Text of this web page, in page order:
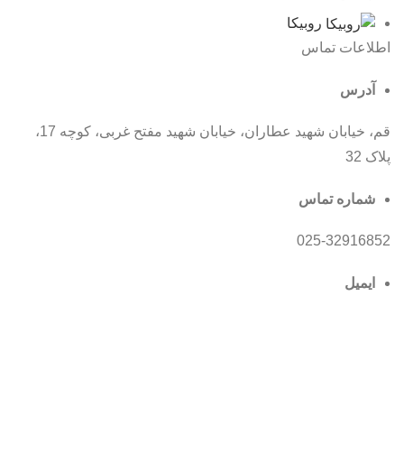
روبیکا
اطلاعات تماس
آدرس
قم، خیابان شهید عطاران، خیابان شهید مفتح غربی، کوچه 17،
پلاک 32
شماره تماس
025-32916852
ایمیل